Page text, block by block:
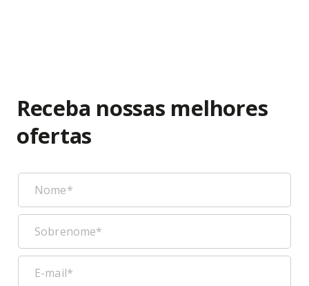
Receba nossas melhores
ofertas